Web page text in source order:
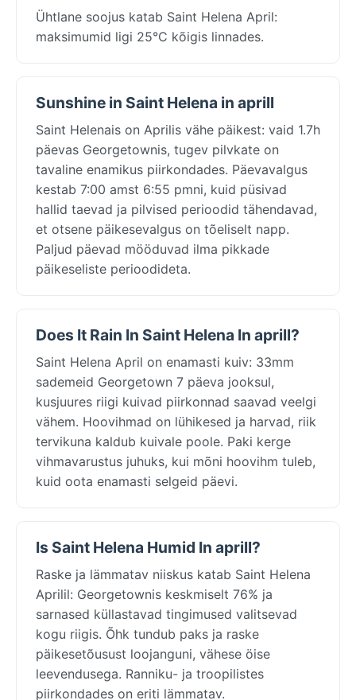
Ühtlane soojus katab Saint Helena April:
maksimumid ligi 25°C kõigis linnades.
Sunshine in Saint Helena in aprill
Saint Helenais on Aprilis vähe päikest: vaid 1.7h
päevas Georgetownis, tugev pilvkate on
tavaline enamikus piirkondades. Päevavalgus
kestab 7:00 amst 6:55 pmni, kuid püsivad
hallid taevad ja pilvised perioodid tähendavad,
et otsene päikesevalgus on tõeliselt napp.
Paljud päevad mööduvad ilma pikkade
päikeseliste perioodideta.
Does It Rain In Saint Helena In aprill?
Saint Helena April on enamasti kuiv: 33mm
sademeid Georgetown 7 päeva jooksul,
kusjuures riigi kuivad piirkonnad saavad veelgi
vähem. Hoovihmad on lühikesed ja harvad, riik
tervikuna kaldub kuivale poole. Paki kerge
vihmavarustus juhuks, kui mõni hoovihm tuleb,
kuid oota enamasti selgeid päevi.
Is Saint Helena Humid In aprill?
Raske ja lämmatav niiskus katab Saint Helena
Aprilil: Georgetownis keskmiselt 76% ja
sarnased küllastavad tingimused valitsevad
kogu riigis. Õhk tundub paks ja raske
päikesetõusust loojanguni, vähese öise
leevendusega. Ranniku- ja troopilistes
piirkondades on eriti lämmatav.